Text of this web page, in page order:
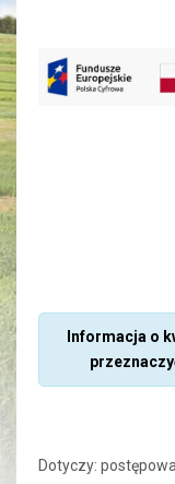
Informacja o
Dotyczy: